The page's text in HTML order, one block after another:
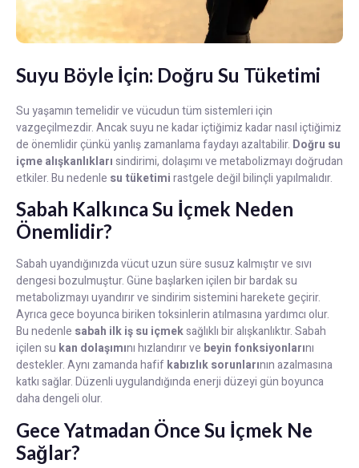
Suyu Böyle İçin: Doğru Su Tüketimi
Su yaşamın temelidir ve vücudun tüm sistemleri için
vazgeçilmezdir. Ancak suyu ne kadar içtiğimiz kadar nasıl içtiğimiz
de önemlidir çünkü yanlış zamanlama faydayı azaltabilir. Doğru su
içme alışkanlıklarısindirimi, dolaşımı ve metabolizmayı doğrudan
etkiler. Bu nedenle su tüketimirastgele değil bilinçli yapılmalıdır.
Sabah Kalkınca Su İçmek Neden
Önemlidir?
Sabah uyandığınızda vücut uzun süre susuz kalmıştır ve sıvı
dengesi bozulmuştur. Güne başlarken içilen bir bardak su
metabolizmayı uyandırır ve sindirim sistemini harekete geçirir.
Ayrıca gece boyunca biriken toksinlerin atılmasına yardımcı olur.
Bu nedenle sabah ilk iş su içmeksağlıklı bir alışkanlıktır. Sabah
içilen su kan dolaşımını hızlandırır ve beyin fonksiyonlarını
destekler. Aynı zamanda hafifkabızlık sorunlarının azalmasına
katkı sağlar. Düzenli uygulandığında enerji düzeyi gün boyunca
daha dengeli olur.
Gece Yatmadan Önce Su İçmek Ne
Sağlar?